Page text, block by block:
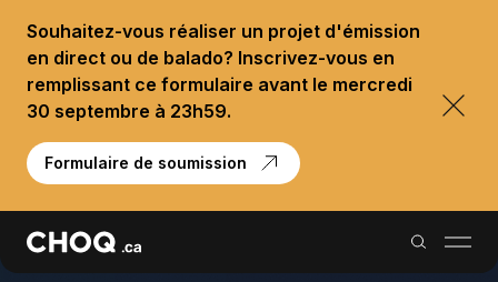
Souhaitez-vous réaliser un projet d'émission
en direct ou de balado? Inscrivez-vous en
remplissant ce formulaire avant le mercredi
30 septembre à 23h59.
Formulaire de soumission